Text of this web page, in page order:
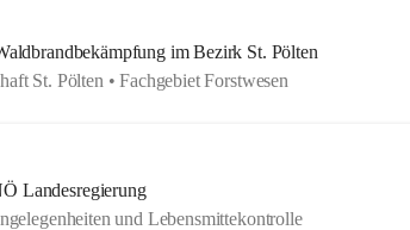
im Bezirk St. Pölten
St. Pölten • Fachgebiet Forstwesen
Landesregierung
und Lebensmittekontrolle